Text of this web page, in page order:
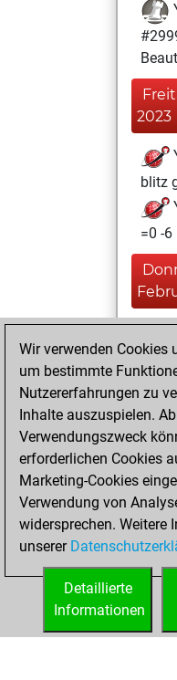
2023
blitz
=0 -
of
2020
your
Wir verwenden Cookies
um bestimmte
Nutzererfahrungen zu
Inhalte auszuspielen.
Verwendungszweck
erforderlichen Cookies
Marketing-Cookies
Verwendung von
widersprechen. Weitere
unserer
Detaillierte
Informationen